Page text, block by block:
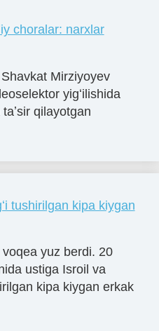
choralar: narxlar
Mirziyoyev
yigʻilishida
qilayotgan
tushirilgan kipa kiygan
voqea yuz berdi. 20
ustiga Isroil va
kipa kiygan erkak